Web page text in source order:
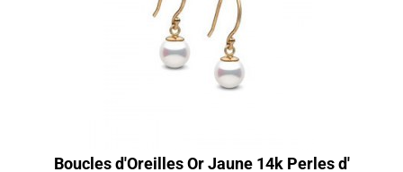
Boucles d'Oreilles Or Jaune 14k Perles d'